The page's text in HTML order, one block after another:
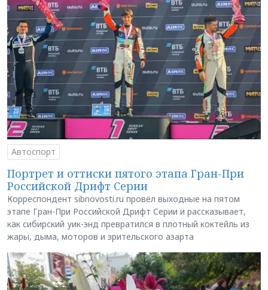
Автоспорт
Портрет и оттиски пятого этапа Гран-При
Российской Дрифт Серии
Корреспондент sibnovosti.ru провёл выходные на пятом
этапе Гран-При Российской Дрифт Серии и рассказывает,
как сибирский уик-энд превратился в плотный коктейль из
жары, дыма, моторов и зрительского азарта